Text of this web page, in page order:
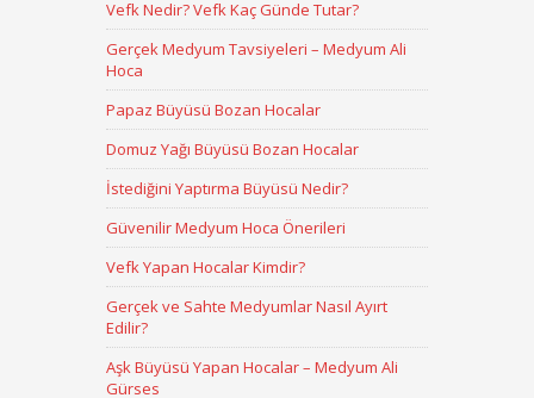
Vefk Nedir? Vefk Kaç Günde Tutar?
Gerçek Medyum Tavsiyeleri – Medyum Ali
Hoca
Papaz Büyüsü Bozan Hocalar
Domuz Yağı Büyüsü Bozan Hocalar
İstediğini Yaptırma Büyüsü Nedir?
Güvenilir Medyum Hoca Önerileri
Vefk Yapan Hocalar Kimdir?
Gerçek ve Sahte Medyumlar Nasıl Ayırt
Edilir?
Aşk Büyüsü Yapan Hocalar – Medyum Ali
Gürses